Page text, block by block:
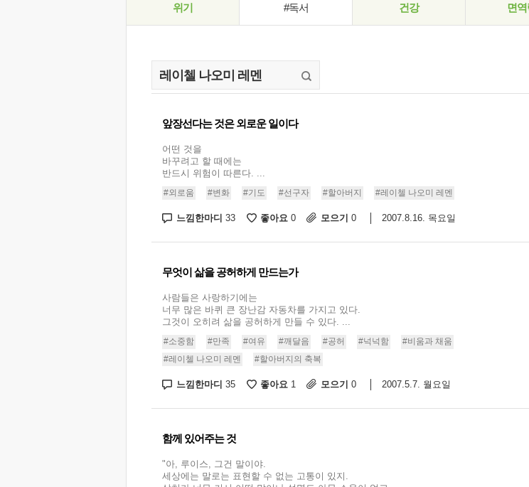
위기 #독서 건강 면역
앞장선다는 것은 외로운 일이다
어떤 것을
바꾸려고 할 때에는
반드시 위험이 따른다. ...
#외로움 #변화 #기도 #선구자 #할아버지 #레이첼 나오미 레멘
느낌한마디 33 좋아요 0 모으기 0 2007.8.16. 목요일
무엇이 삶을 공허하게 만드는가
사람들은 사랑하기에는
너무 많은 바퀴 큰 장난감 자동차를 가지고 있다.
그것이 오히려 삶을 공허하게 만들 수 있다. ...
#소중함 #만족 #여유 #깨달음 #공허 #넉넉함
#비움과 채움
#레이첼 나오미 레멘
#할아버지의 축복
느낌한마디 35 좋아요 1 모으기 0 2007.5.7. 월요일
함께 있어주는 것
"아, 루이스, 그건 말이야.
세상에는 말로는 표현할 수 없는 고통이 있지.